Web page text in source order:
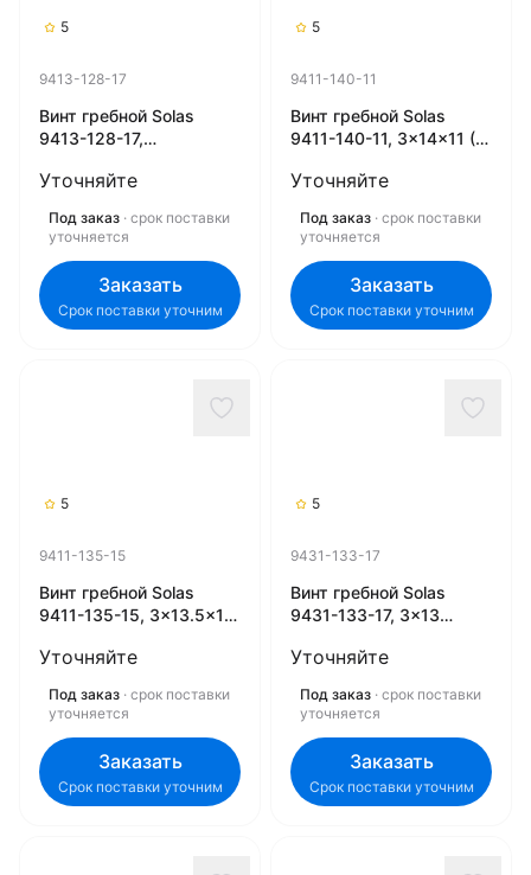
5
9413-128-17
Винт гребной Solas
9413-128-17,
Уточняйте
Под заказ · срок поставки
уточняется
Заказать
Срок поставки уточним
5
9411-140-11
Винт гребной Solas
9411-140-11, 3x14x11 (R)
Уточняйте
Под заказ · срок поставки
уточняется
Заказать
Срок поставки уточним
5
9411-135-15
Винт гребной Solas
9411-135-15, 3x13.5x15
Уточняйте
Под заказ · срок поставки
уточняется
Заказать
Срок поставки уточним
5
9431-133-17
Винт гребной Solas
9431-133-17, 3x13
Уточняйте
Под заказ · срок поставки
уточняется
Заказать
Срок поставки уточним